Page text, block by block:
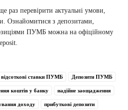
раз перевірити актуальні умови,
Ознайомитися з депозитами,
ПУМБ можна на офіційному
відсоткові ставки ПУМБ Депозити ПУМБ
коштів у банку надійне заощадження
доходу прибуткові депозити